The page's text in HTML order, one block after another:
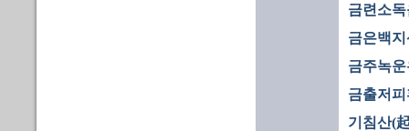
금련소
금은백
금주녹
금출저
기침산(